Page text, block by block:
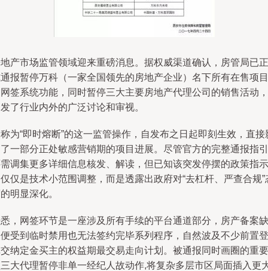
产市场监管领域迎来重磅消息。据权威渠道确认，房管局已正
报暂停万科（一家全国领先的房地产企业）名下所有在售项目
签系统功能，同时暂停三大主要房地产代理公司的销售活动，
了行业内外的广泛讨论和审视。
为“即时熔断”的这一监管操作，自发布之日起即刻生效，直接
一部分正处敏感营销期的项目进展。尽管官方的完整通报指引
调集更多详细信息核发、解读，但已知该突发停摆的政策指示
仅是技术小范围调整，而是透露出政府对“去杠杆、严查合规”
明显深化。
，网签环节是一座涉及所有手续的平台通道部分，房产备案缺
受到临时禁用也无法签约完毕系列程序，自然波及不少前置登
纳定金买主的权益期最交易走向计划。被通报同时画圈的重要
大代理暂停非单一经纪人故动作,将复杂多层市区局面插入更